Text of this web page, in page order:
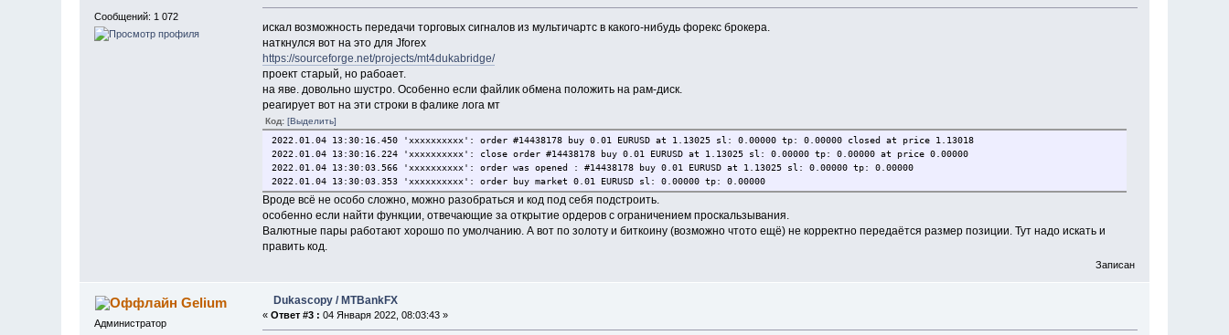
Сообщений: 1 072
искал возможность передачи торговых сигналов из мультичартс в какого-нибудь форекс брокера.
наткнулся вот на это для Jforex
https://sourceforge.net/projects/mt4dukabridge/
проект старый, но рабоает.
на яве. довольно шустро. Особенно если файлик обмена положить на рам-диск.
реагирует вот на эти строки в фалике лога мт
Код: [Выделить]
2022.01.04 13:30:16.450
'хххххххххх': order #14438178 buy 0.01 EURUSD at 1.13025 sl: 0.00000 tp: 0.00000 closed at price 1.13018
2022.01.04 13:30:16.224
'хххххххххх': close order #14438178 buy 0.01 EURUSD at 1.13025 sl: 0.00000 tp: 0.00000 at price 0.00000
2022.01.04 13:30:03.566
'хххххххххх': order was opened : #14438178 buy 0.01 EURUSD at 1.13025 sl: 0.00000 tp: 0.00000
2022.01.04 13:30:03.353
'хххххххххх': order buy market 0.01 EURUSD sl: 0.00000 tp: 0.00000
Вроде всё не особо сложно, можно разобраться и код под себя подстроить.
особенно если найти функции, отвечающие за открытие ордеров с ограничением проскальзывания.
Валютные пары работают хорошо по умолчанию. А вот по золоту и биткоину (возможно чтото ещё) не корректно передаётся размер позиции. Тут надо искать и
править код.
Записан
Gelium
Администратор
Dukascopy / MTBankFX
« Ответ #3 : 04 Января 2022, 08:03:43 »